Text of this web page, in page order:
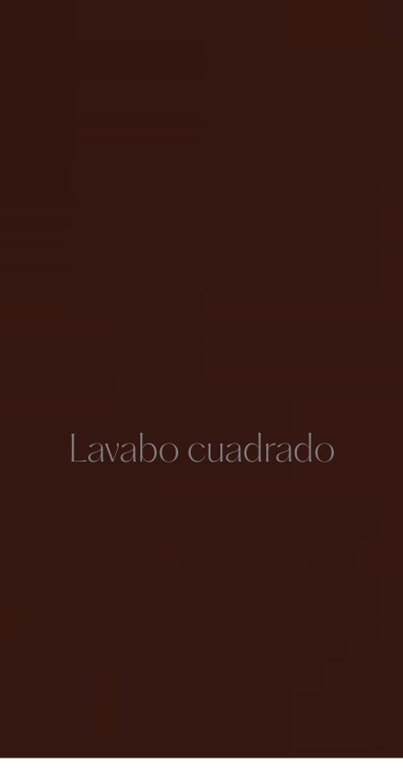
Lavabo cuadrado